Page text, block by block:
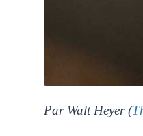
Par Walt Heyer (